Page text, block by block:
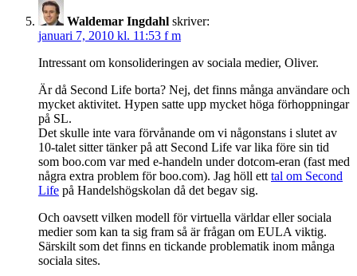
Waldemar Ingdahl skriver:
januari 7, 2010 kl. 11:53 f m
Intressant om konsolideringen av sociala medier, Oliver.
Är då Second Life borta? Nej, det finns många användare och
mycket aktivitet. Hypen satte upp mycket höga förhoppningar
på SL.
Det skulle inte vara förvånande om vi någonstans i slutet av
10-talet sitter tänker på att Second Life var lika före sin tid
som boo.com var med e-handeln under dotcom-eran (fast med
några extra problem för boo.com). Jag höll ett tal om Second
Life på Handelshögskolan då det begav sig.
Och oavsett vilken modell för virtuella världar eller sociala
medier som kan ta sig fram så är frågan om EULA viktig.
Särskilt som det finns en tickande problematik inom många
sociala sites.